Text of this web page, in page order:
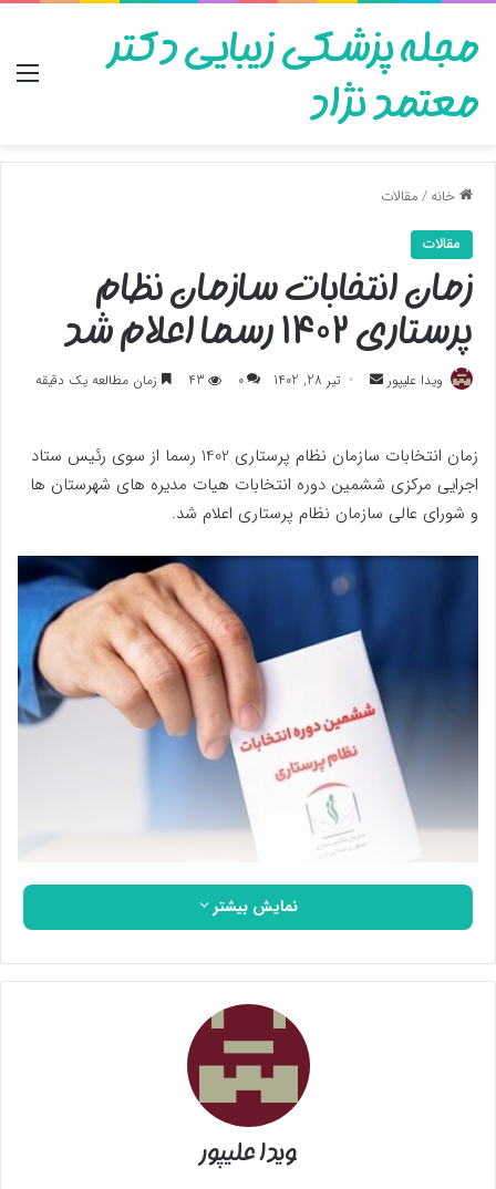
مجله پزشکی زیبایی دکتر
معتمد نژاد
خانه/مقالات
مقالات
زمان انتخابات سازمان نظام
پرستاری ۱۴۰۲ رسما اعلام شد
ویدا علیپور
ارسال تیر 28, 1402 0
43 زمان مطالعه یک دقیقه
زمان انتخابات سازمان نظام پرستاری 1402 رسما از سوی رئیس ستاد
اجرایی مرکزی ششمین دوره انتخابات هیات مدیره های شهرستان ها
و شورای عالی سازمان نظام پرستاری اعلام شد.
به گزارش سلامت نیوز به نقل از ایلنا، سعید کریمی معاون درمان وزارت
بهداشت و رئیس ستاد اجرایی مرکزی ششمین دوره انتخابات هیات
مدیره های شهرستان ها و شورای عالی سازمان نظام پرستاری طی
بخشنامه ای به روسای دانشگاه ها و دانشکده های علوم پزشکی و
خدمات بهداشتی و درمانی سرار کشور زمان رسمی انتخابات سازمان
طبق بخشنامه اعلامی، زمان اخذ آرای ششمین دوره انتخابات هیات
نمایش بیشتر
ویدا علیپور